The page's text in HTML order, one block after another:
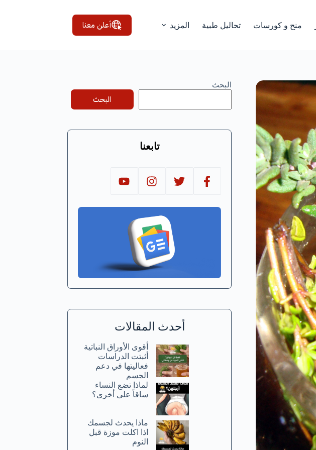
منح و كورسات تحاليل طبية المزيد أعلن معنا
البحث
البحث
تابعنا
أحدث المقالات
أقوى الأوراق النباتية
أثبتت الدراسات
فعاليتها في دعم
الجسم
لماذا تضع النساء
ساقاً على أخرى؟
ماذا يحدث لجسمك
اذا اكلت موزة قبل
النوم